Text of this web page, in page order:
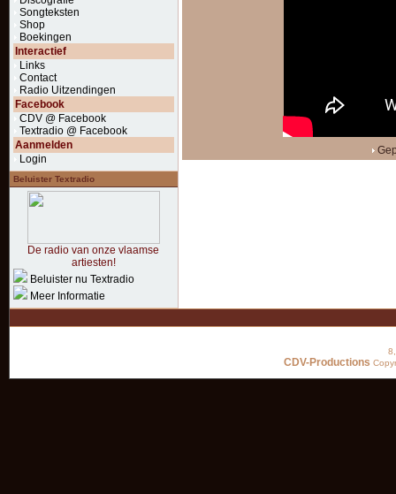
Songteksten
Shop
Boekingen
Interactief
Links
Contact
Radio Uitzendingen
Facebook
CDV @ Facebook
Textradio @ Facebook
Aanmelden
Login
Beluister Textradio
De radio van onze vlaamse
artiesten!
Beluister nu Textradio
Meer Informatie
CDV-Productions